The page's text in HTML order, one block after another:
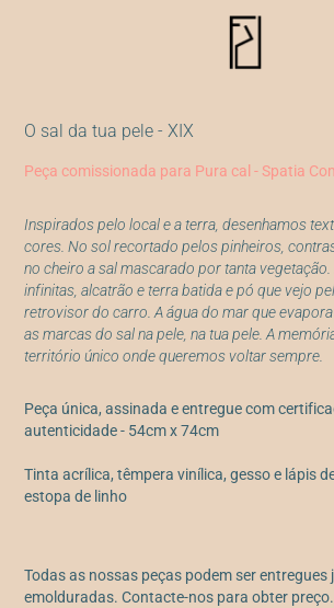
O sal da tua pele - XIX
Peça comissionada para Pura cal - Spatia
Inspirados pelo local e a terra, desenhamos
cores. No sol recortado pelos pinheiros,
no cheiro a sal mascarado por tanta
infinitas, alcatrão e terra batida e pó que vejo
retrovisor do carro. A água do mar que
as marcas do sal na pele, na tua pele. A
território único onde queremos voltar sempre.
Peça única, assinada e entregue com
autenticidade - 54cm x 74cm
Tinta acrílica, têmpera vinílica, gesso e lápis
estopa de linho
Todas as nossas peças podem ser entregues
emolduradas. Contacte-nos para obter preço.